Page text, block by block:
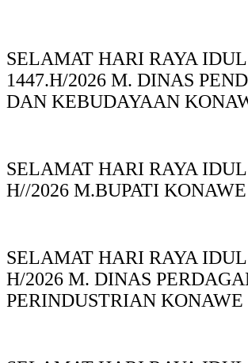
SELAMAT HARI RAYA
1447.H/2026 M. DINAS
DAN KEBUDAYAAN
SELAMAT HARI RAYA
H//2026 M.BUPATI
SELAMAT HARI RAYA
H/2026 M. DINAS
PERINDUSTRIAN KONAWE